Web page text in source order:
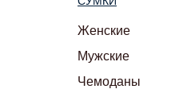
Женские
Мужские
Чемоданы